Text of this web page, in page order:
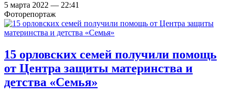
5 марта 2022 — 22:41
Фоторепортаж
15 орловских семей получили помощь
от Центра защиты материнства и
детства «Семья»